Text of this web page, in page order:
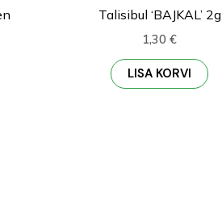
Talisibul ‘BAJKAL’ 2g
1,30 €
LISA KORVI